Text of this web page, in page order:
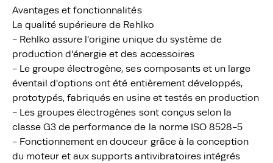
Avantages et fonctionnalités
La qualité supérieure de Rehlko
- Rehlko assure l'origine unique du système de
production d'énergie et des accessoires
- Le groupe électrogène, ses composants et un large
éventail d'options ont été entièrement développés,
prototypés, fabriqués en usine et testés en production
- Les groupes électrogènes sont conçus selon la
classe G3 de performance de la norme ISO 8528-5
- Fonctionnement en douceur grâce à la conception
du moteur et aux supports antivibratoires intégrés